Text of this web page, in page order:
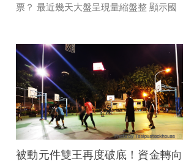
票？ 最近幾天大盤呈現量縮盤整 顯示國
被動元件雙王再度破底！資金轉向